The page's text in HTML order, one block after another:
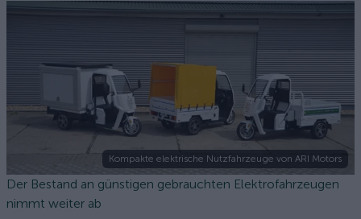
Kompakte elektrische Nutzfahrzeuge von ARI Motors
Der Bestand an günstigen gebrauchten Elektrofahrzeugen
nimmt weiter ab